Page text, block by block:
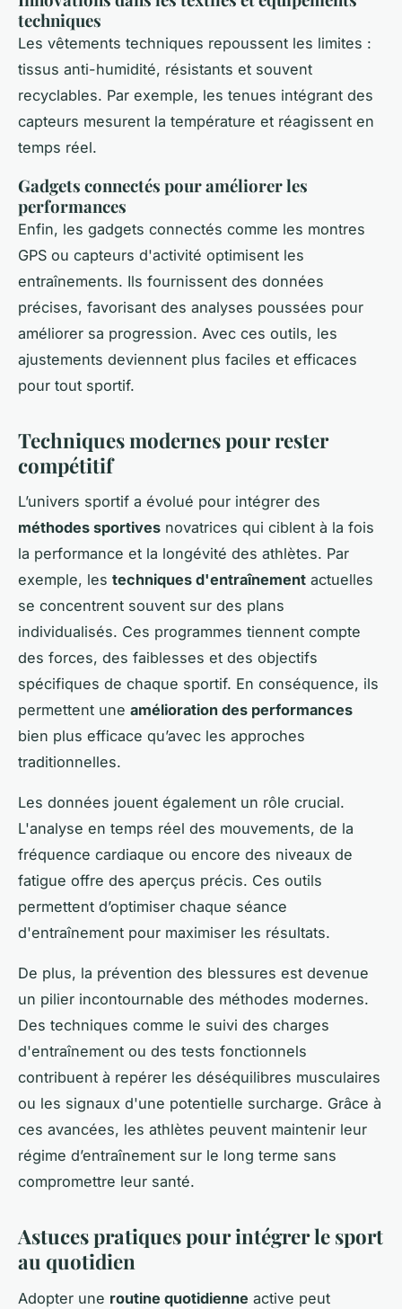
techniques
Les vêtements techniques repoussent les limites :
tissus anti-humidité, résistants et souvent
recyclables. Par exemple, les tenues intégrant des
capteurs mesurent la température et réagissent en
temps réel.
Gadgets connectés pour améliorer les
performances
Enfin, les gadgets connectés comme les montres
GPS ou capteurs d'activité optimisent les
entraînements. Ils fournissent des données
précises, favorisant des analyses poussées pour
améliorer sa progression. Avec ces outils, les
ajustements deviennent plus faciles et efficaces
pour tout sportif.
Techniques modernes pour rester
compétitif
L’univers sportif a évolué pour intégrer des
méthodes sportives novatrices qui ciblent à la fois
la performance et la longévité des athlètes. Par
exemple, les techniques d'entraînement actuelles
se concentrent souvent sur des plans
individualisés. Ces programmes tiennent compte
des forces, des faiblesses et des objectifs
spécifiques de chaque sportif. En conséquence, ils
permettent une amélioration des performances
bien plus efficace qu’avec les approches
traditionnelles.
Les données jouent également un rôle crucial.
L'analyse en temps réel des mouvements, de la
fréquence cardiaque ou encore des niveaux de
fatigue offre des aperçus précis. Ces outils
permettent d’optimiser chaque séance
d'entraînement pour maximiser les résultats.
De plus, la prévention des blessures est devenue
un pilier incontournable des méthodes modernes.
Des techniques comme le suivi des charges
d'entraînement ou des tests fonctionnels
contribuent à repérer les déséquilibres musculaires
ou les signaux d'une potentielle surcharge. Grâce à
ces avancées, les athlètes peuvent maintenir leur
régime d’entraînement sur le long terme sans
compromettre leur santé.
Astuces pratiques pour intégrer le sport
au quotidien
Adopter une routine quotidienne active peut